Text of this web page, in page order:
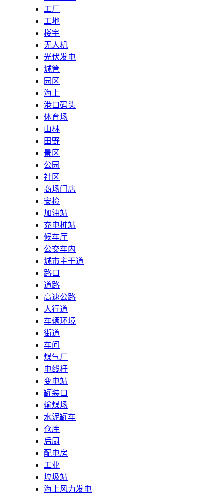
工厂
工地
楼宇
无人机
光伏发电
城管
园区
海上
港口码头
体育场
山林
田野
景区
公园
社区
商场门店
安检
加油站
充电桩站
候车厅
公交车内
城市主干道
路口
道路
高速公路
人行道
车辆环境
街道
车间
煤气厂
电线杆
变电站
罐装口
输煤场
水泥罐车
仓库
后厨
配电房
工业
垃圾站
海上风力发电